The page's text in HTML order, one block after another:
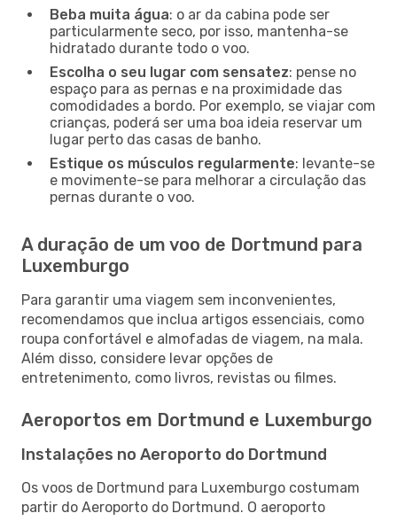
Beba muita água: o ar da cabina pode ser
particularmente seco, por isso, mantenha-se
hidratado durante todo o voo.
Escolha o seu lugar com sensatez: pense no
espaço para as pernas e na proximidade das
comodidades a bordo. Por exemplo, se viajar com
crianças, poderá ser uma boa ideia reservar um
lugar perto das casas de banho.
Estique os músculos regularmente: levante-se
e movimente-se para melhorar a circulação das
pernas durante o voo.
A duração de um voo de Dortmund para
Luxemburgo
Para garantir uma viagem sem inconvenientes,
recomendamos que inclua artigos essenciais, como
roupa confortável e almofadas de viagem, na mala.
Além disso, considere levar opções de
entretenimento, como livros, revistas ou filmes.
Aeroportos em Dortmund e Luxemburgo
Instalações no Aeroporto do Dortmund
Os voos de Dortmund para Luxemburgo costumam
partir do Aeroporto do Dortmund. O aeroporto